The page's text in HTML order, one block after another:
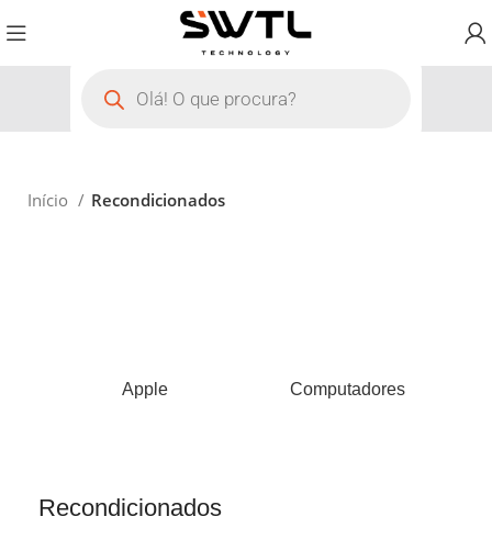
Início Recondicionados
Apple Computadores
Recondicionados